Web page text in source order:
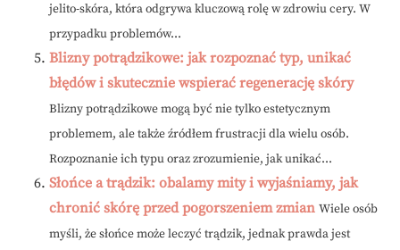
jelito-skóra, która odgrywa kluczową rolę w zdrowiu cery. W
przypadku problemów...
Blizny potrądzikowe: jak rozpoznać typ, unikać
błędów i skutecznie wspierać regenerację skóry
Blizny potrądzikowe mogą być nie tylko estetycznym
problemem, ale także źródłem frustracji dla wielu osób.
Rozpoznanie ich typu oraz zrozumienie, jak unikać...
Słońce a trądzik: obalamy mity i wyjaśniamy, jak
chronić skórę przed pogorszeniem zmian Wiele osób
myśli, że słońce może leczyć trądzik, jednak prawda jest